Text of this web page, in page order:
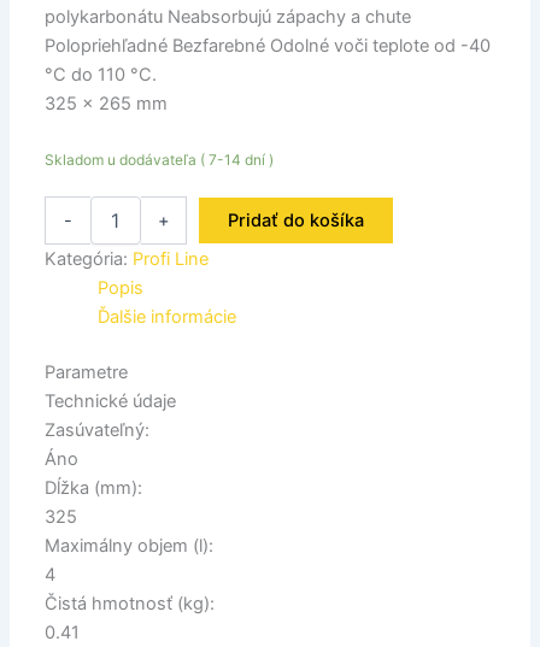
polykarbonátu Neabsorbujú zápachy a chute
Polopriehľadné Bezfarebné Odolné voči teplote od -40
°C do 110 °C.
325 x 265 mm
Skladom u dodávateľa ( 7-14 dní )
- +
Pridať do košíka
Kategória: Profi Line
Popis
Ďalšie informácie
Parametre
Technické údaje
Zasúvateľný:
Áno
Dĺžka (mm):
325
Maximálny objem (l):
4
Čistá hmotnosť (kg):
0.41